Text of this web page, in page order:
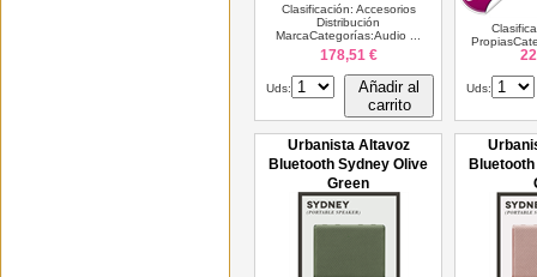
Clasificación: Accesorios
Distribución
MarcaCategorías:Audio ...
178,51 €
Uds:
Añadir al
carrito
Uds:
Urbanista Altavoz
Bluetooth Sydney Olive
Green